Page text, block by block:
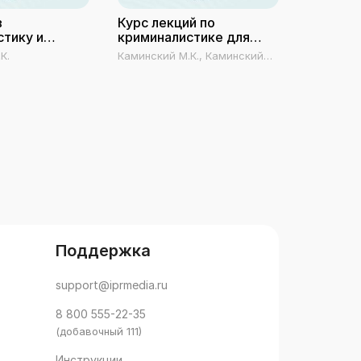
и
Курс лекций по
криминалистике для
бакалавров
Каминский М.К., Каминский
Поддержка
support@iprmedia.ru
8 800 555-22-35
(добавочный 111)